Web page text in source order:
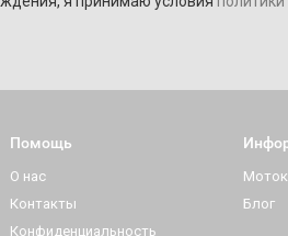
Помощь
О нас
Контакты
Конфиденциальность
Блог